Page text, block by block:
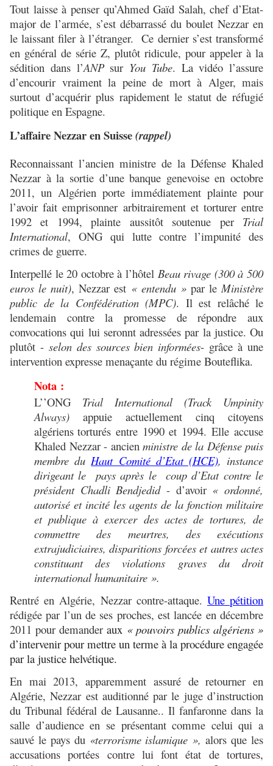
Tout laisse à penser qu’Ahmed Gaïd Salah, chef d’Etat-
major de l’armée, s’est débarrassé du boulet Nezzar en
le laissant filer à l’étranger. Ce dernier s’est transformé
en général de série Z, plutôt ridicule, pour appeler à la
sédition dans l’ANPsur You Tube. La vidéo l’assure
d’encourir vraiment la peine de mort à Alger, mais
surtout d’acquérir plus rapidement le statut de réfugié
politique en Espagne.
L’affaire Nezzar en Suisse(rappel)
Reconnaissant l’ancien ministre de la Défense Khaled
Nezzar à la sortie d’une banque genevoise en octobre
2011, un Algérien porte immédiatement plainte pour
l’avoir fait emprisonner arbitrairement et torturer entre
1992 et 1994, plainte aussitôt soutenue per Trial
International, ONG qui lutte contre l’impunité des
crimes de guerre.
Interpellé le 20 octobre à l’hôtel Beau rivage (300 à 500
euros le nuit), Nezzar est « entendu »par leMinistère
public de la Confédération (MPC). Il est relâché le
lendemain contre la promesse de répondre aux
convocations qui lui seronnt adressées par la justice. Ou
plutôt - selon des sources bien informées- grâce à une
intervention expresse menaçante du régime Bouteflika.
Nota :
L’’ONG Trial International (Track Umpinity
Always) appuie actuellement cinq citoyens
algériens torturés entre 1990 et 1994. Elle accuse
Khaled Nezzar - ancien ministre de la Défense puis
membre du Haut Comité d’Etat (HCE), instance
dirigeant le pays après le coup d’Etat contre le
président Chadli Bendjedid - d’avoir « ordonné,
autorisé et incité les agents de la fonction militaire
et publique à exercer des actes de tortures, de
commettre des meurtres, des exécutions
extrajudiciaires, disparitions forcées et autres actes
constituant des violations graves du droit
international humanitaire ».
Rentré en Algérie, Nezzar contre-attaque. Une pétition
rédigée par l’un de ses proches, est lancée en décembre
2011 pour demanderaux « pouvoirs publics algériens »
d’intervenir pour mettre un terme à la procédure engagée
par la justice helvétique.
En mai 2013, apparemment assuré de retourner en
Algérie, Nezzar est auditionné par le juge d’instruction
du Tribunal fédéral de Lausanne.. Il fanfaronne dans la
salle d’audience en se présentant comme celui qui a
sauvé le pays du «terrorisme islamique », alors que les
accusations portées contre lui font état de tortures,